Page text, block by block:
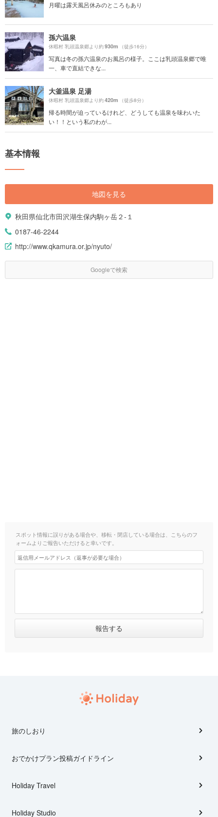
月曜は露天風呂休みのところもあり
孫六温泉
休暇村 乳頭温泉郷より約930m （徒歩16分）
写真は冬の孫六温泉のお風呂の様子。ここは乳頭温泉郷で唯
一、車で直結できな...
大釜温泉 足湯
休暇村 乳頭温泉郷より約420m （徒歩8分）
帰る時間が迫っているけれど、どうしても温泉を味わいた
い！！という私のわが...
基本情報
地図を見る
秋田県仙北市田沢湖生保内駒ヶ岳２-１
0187-46-2244
http://www.qkamura.or.jp/nyuto/
Googleで検索
スポット情報に誤りがある場合や、移転・閉店している場合は、こちらのフ
ォームよりご報告いただけると幸いです。
旅のしおり
おでかけプラン投稿ガイドライン
Holiday Travel
Holiday Studio